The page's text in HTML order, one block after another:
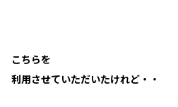
こちらを
利用させていただいたけれど・・